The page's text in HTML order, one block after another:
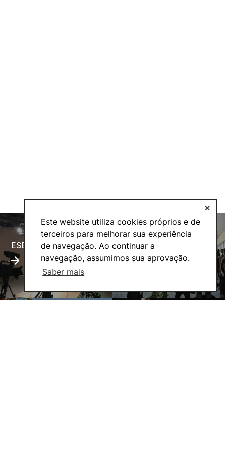
Este website utiliza cookies próprios e de
terceiros para melhorar sua experiência
de navegação. Ao continuar a
navegação, assumimos sua aprovação.
Saber mais
✕
ESECTV Alumni